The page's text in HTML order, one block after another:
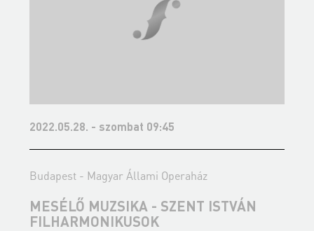
2022.05.28. - szombat 09:45
Budapest - Magyar Állami Operaház
MESÉLŐ MUZSIKA - SZENT ISTVÁN
FILHARMONIKUSOK